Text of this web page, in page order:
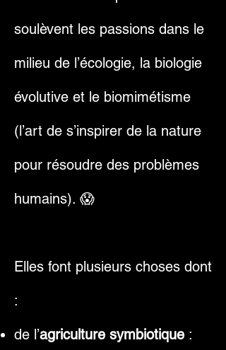
soulèvent les passions dans le
milieu de l’écologie, la biologie
évolutive et le biomimétisme
(l’art de s’inspirer de la nature
pour résoudre des problèmes
humains). 😱
Elles font plusieurs choses dont
:
de l’agriculture symbiotique :